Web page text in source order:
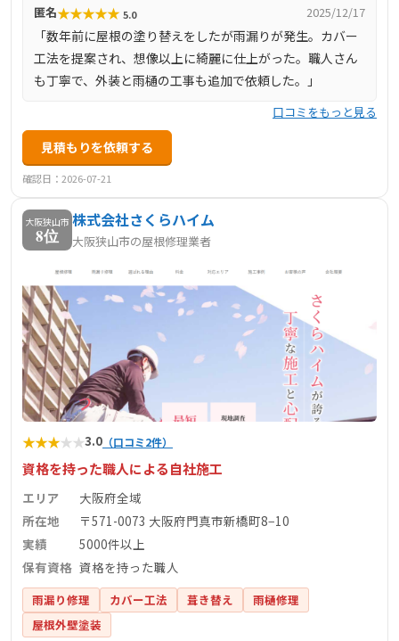
匿名★★★★★ 5.0 2025/12/17
「数年前に屋根の塗り替えをしたが雨漏りが発生。カバー
工法を提案され、想像以上に綺麗に仕上がった。職人さん
も丁寧で、外装と雨樋の工事も追加で依頼した。」
口コミをもっと見る
見積もりを依頼する
確認日：2026-07-21
大阪狭山市
8位
株式会社さくらハイム
大阪狭山市の屋根修理業者
★★★★★3.0 （口コミ2件）
資格を持った職人による自社施工
エリア
大阪府全域
所在地
〒571-0073 大阪府門真市新橋町8−10
実績
5000件以上
保有資格 資格を持った職人
雨漏り修理 カバー工法 葺き替え
雨樋修理
屋根外壁塗装